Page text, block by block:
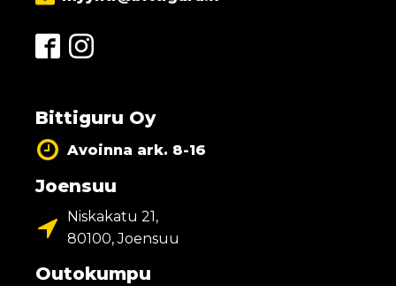
Bittiguru Oy
Avoinna ark. 8-16
Joensuu
Niskakatu 21,
80100, Joensuu
Outokumpu